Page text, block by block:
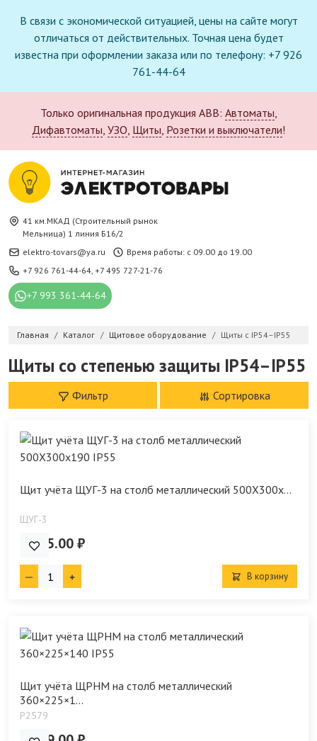
В связи с экономической ситуацией, цены на сайте могут
отличаться от действительных. Точная цена будет
известна при оформлении заказа или по телефону: +7 926
761-44-64
Только оригинальная продукция ABB: Автоматы,
Дифавтоматы, УЗО, Щиты, Розетки и выключатели!
41 км.МКАД (Строительный рынок
Мельница) 1 линия Б16/2
elektro-tovars@ya.ru
Время работы: с 09.00 до 19.00
+7 926 761-44-64, +7 495 727-21-76
+7 993 361-44-64
Главная Каталог Щитовое оборудование Щиты с IP54–IP55
Щиты со степенью защиты IP54–IP55
Фильтр Сортировка
Щит учёта ЩУГ-3 на столб металлический 500Х300х...
ЩУГ-3
2 965.00 ₽
В корзину
Щит учёта ЩРНМ на столб металлический
360×225×1...
P2579